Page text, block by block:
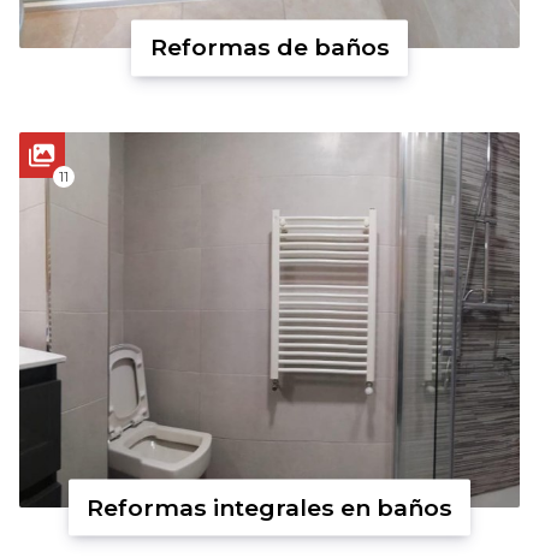
Reformas de baños
Reformas integrales en baños
11